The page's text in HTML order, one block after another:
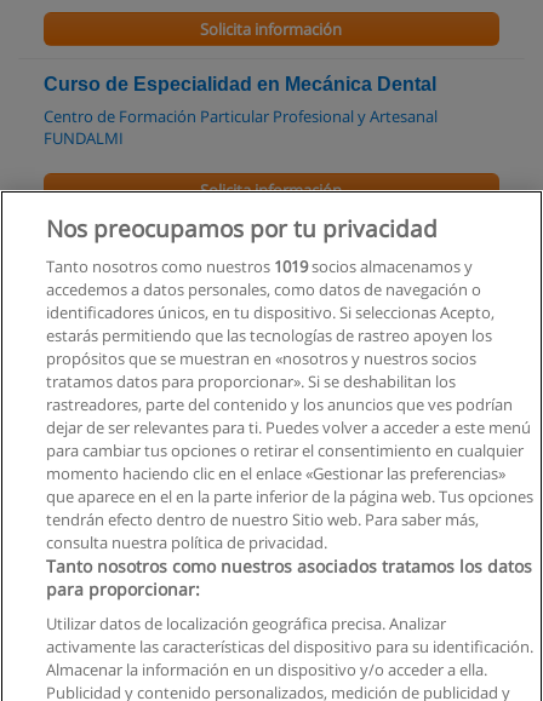
Solicita información
Curso de Especialidad en Mecánica Dental
Centro de Formación Particular Profesional y Artesanal
FUNDALMI
Solicita información
Cursos de Mecánica Dental
Fundacion Latinoamericana
Solicita información
Curso de Odontología
Corporación Internacional de Educación Superior CIIDECO
Solicita información
Privacidad de datos
Nos preocupamos por tu privacidad
Tanto nosotros como nuestros 1019socios almacenamos y
accedemos a datos personales, como datos de navegación o
identificadores únicos, en tu dispositivo. Si seleccionas Acepto,
estarás permitiendo que las tecnologías de rastreo apoyen los
propósitos que se muestran en «nosotros y nuestros socios
tratamos datos para proporcionar». Si se deshabilitan los
rastreadores, parte del contenido y los anuncios que ves podrían
dejar de ser relevantes para ti. Puedes volver a acceder a este menú
para cambiar tus opciones o retirar el consentimiento en cualquier
momento haciendo clic en el enlace «Gestionar las preferencias»
que aparece en el en la parte inferior de la página web. Tus opciones
tendrán efecto dentro de nuestro Sitio web. Para saber más,
consulta nuestra política de privacidad.
Tanto nosotros como nuestros asociados tratamos los datos
para proporcionar:
Utilizar datos de localización geográfica precisa. Analizar
activamente las características del dispositivo para su identificación.
Almacenar la información en un dispositivo y/o acceder a ella.
Publicidad y contenido personalizados, medición de publicidad y